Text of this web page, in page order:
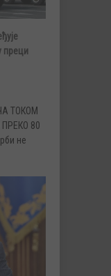
преци
ТОКОМ
80
не